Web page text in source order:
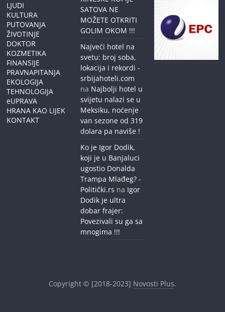
LJUDI
KULTURA
PUTOVANJA
ŽIVOTINJE
DOKTOR
KOZMETIKA
FINANSIJE
PRAVNAPITANJA
EKOLOGIJA
TEHNOLOGIJA
eUPRAVA
HRANA KAO LIJEK
KONTAKT
SATOVA NE
MOŽETE OTKRITI
GOLIM OKOM !!!
Najveći hotel na
svetu: broj soba,
lokacija i rekordi -
srbijahoteli.com
na Najbolji hotel u
svijetu nalazi se u
Meksiku, noćenje
van sezone od 319
dolara pa naviše !
Ko je Igor Dodik,
koji je u Banjaluci
ugostio Donalda
Trampa Mlađeg? -
Politički.rs na Igor
Dodik je ultra
dobar frajer:
Povezivali su ga sa
mnogima !!!
Copyright © [2018-2023] Novosti Plus.